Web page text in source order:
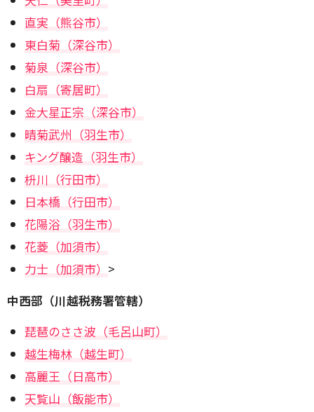
直実（熊谷市）
東白菊（深谷市）
菊泉（深谷市）
白扇（寄居町）
金大星正宗（深谷市）
晴菊武州（羽生市）
キング醸造（羽生市）
枡川（行田市）
日本橋（行田市）
花陽浴（羽生市）
花菱（加須市）
力士（加須市） >
中西部（川越税務署管轄）
琵琶のささ波（毛呂山町）
越生梅林（越生町）
高麗王（日高市）
天覧山（飯能市）